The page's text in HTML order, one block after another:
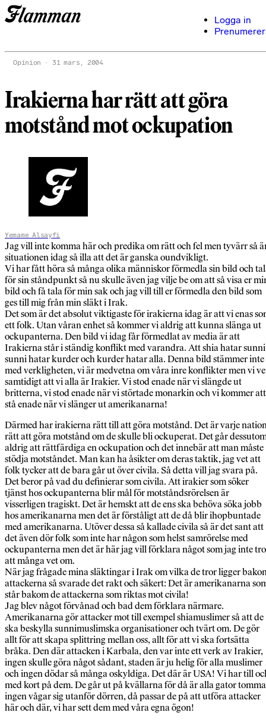
Logga in
Opinion 31 mars, 2004
Irakierna har rätt att göra
motstånd mot ockupation
Yemame Alsayfi
Jag vill inte komma här och predika om rätt och fel men tyvärr så
situationen idag så illa att det är ganska oundvikligt.
Vi har fått höra så många olika människor förmedla sin bild och
för sin ståndpunkt så nu skulle även jag vilje be om att så visa er
bild och få tala för min sak och jag vill till er förmedla den bild som
ges till mig från min släkt i Irak.
Det som är det absolut viktigaste för irakierna idag är att vi enas
ett folk. Utan våran enhet så kommer vi aldrig att kunna slänga ut
ockupanterna. Den bild vi idag får förmedlat av media är att
Irakierna står i ständig konflikt med varandra. Att shia hatar
sunni hatar kurder och kurder hatar alla. Denna bild stämmer inte
med verkligheten, vi är medvetna om våra inre konflikter men vi
samtidigt att vi alla är Irakier. Vi stod enade när vi slängde ut
britterna, vi stod enade när vi störtade monarkin och vi kommer att
stå enade när vi slänger ut amerikanarna!
Därmed har irakierna rätt till att göra motstånd. Det är varje
rätt att göra motstånd om de skulle bli ockuperat. Det går
aldrig att rättfärdiga en ockupation och det innebär att man måste
stödja motståndet. Man kan ha åsikter om deras taktik, jag vet att
folk tycker att de bara går ut över civila. Så detta vill jag svara på.
Det beror på vad du definierar som civila. Att irakier som söker
tjänst hos ockupanterna blir mål för motståndsrörelsen är
visserligen tragiskt. Det är hemskt att de ens ska behöva söka jobb
hos amerikanarna men det är förståligt att de då blir ihopbuntade
med amerikanarna. Utöver dessa så kallade civila så är det sant att
det även dör folk som inte har någon som helst samrörelse med
ockupanterna men det är här jag vill förklara något som jag inte
att många vet om.
När jag frågade mina släktingar i Irak om vilka de tror ligger
attackerna så svarade det rakt och säkert: Det är amerikanarna
står bakom de attackerna som riktas mot civila!
Jag blev något förvånad och bad dem förklara närmare.
Amerikanarna gör attacker mot till exempel shiamuslimer så att de
ska beskylla sunnimuslimska organisationer och tvärt om. De gör
allt för att skapa splittring mellan oss, allt för att vi ska fortsätta
bråka. Den där attacken i Karbala, den var inte ett verk av Irakier,
ingen skulle göra något sådant, staden är ju helig för alla muslimer
och ingen dödar så många oskyldiga. Det där är USA! Vi har till
med kort på dem. De går ut på kvällarna för då är alla gator
ingen vågar sig utanför dörren, då passar de på att utföra attacker
här och där, vi har sett dem med våra egna ögon!